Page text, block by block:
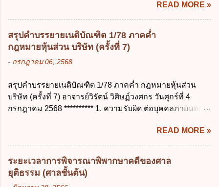
รัฐมนตรี ว่าด้วยการลาของข้าราชการ พ.ศ.
2555 กำหนดให้ข้าราชการที่รับราชการติดต่อ
กันมาแล้วไม่น้อยกว่า 10 ปี มีสิทธินำวันลาพัก
ผ่อนสะสมรวมกับวันลาพักผ่อนในปีปัจจุบันได้
15 การลาติดตามคู่สมรส ต้องมีระยะเวลาไม่
เกินกำหนดในข้อใดเพื่อมิให้มีผลเป็นการลา
ออกจากราชการ ก. ไม่เกิน 2 ปี ข. ไม่เกิน 3...
การประมวลผลข้อมูลส่วนบุคคล ข้อ 42 ผู้
ควบคุมข้อมูลส่วนบุคคลต้องแก้ไขข้อมูลส่วน
บุคคลตามหลักการข้อใด ก. ถูกต้อง เป็น
ปัจจุบัน ข. สมบูรณ์ ค. ไม่ก่อให้เกิดความ
เข้าใจผิด ง. ถูกทุกข้อ ข้อ 43 มาตรการทาง
กฎหมายคุ้มครองข้อมูลส่วนบุคคล ในกรณีผู้
ข้อมูลส่วนบุคคลให้ถูกต้อง ก. ร้องทุกข์ ข. ร้อง
เรียน ค. อุทธรณ์ ง. ฟ้องร้อง ข้อ 44 หลักการ
สำคัญของสิทธิในการลบข้อมูลส่วนบุคคล คือ
ลบข้อมูลส่วนบุคคล ข. ขอให้ทำลายข้อมูล
ส่วนบุคคล ค. ทำให้ข้อมูลส่วนบุคคลไม่
สามารถระบุถึงตนได้ ง. ถูกทุกข้อ ข้อ 45
เงื่อนไข ในการใช้สิทธิลบข้อมูลส่วนบุคคล ข้อ
READ MORE »
สรุปคำบรรยายเนติบัณฑิต 1/78 ภาคค่ำ
กฎหมายหุ้นส่วน บริษัท (ครั้งที่ 7)
- กรกฎาคม 06, 2568
สรุปคำบรรยายเนติบัณฑิต 1/78 ภาคค่ำ กฎหมายหุ้นส่วน
บริษัท (ครั้งที่ 7) อาจารย์วิรัตน์ วิศิษฏ์วงศกร วันศุกร์ที่ 4
กรกฎาคม 2568 ********** 1. ความรับผิด ต่อบุคคลภายนอก
คนใดคนหนึ่งได้จัดทำไปในทางที่เป็น ธรรมดาการค้าขาย
ของห้างหุ้นส่วน ม.1050 , 1025 โดยพิจารณาตามสภาพแห่ง
กิจการ การงานของห้าง และประเพณีทางการค้า -หุ้นส่วน
ต้องจัดการในนามของห้าง ไม่ว่าจะมีมูลเหตุจูงใจเพราะทุจริต
หรือมีอำนาจจัดการหรือไม่ก็ตาม จึงเป็นไปตามหลักกฎหมาย
READ MORE »
ระยะเวลาการพิจารณาพิพากษาคดีของศาล
ยุติธรรม (ศาลชั้นต้น)